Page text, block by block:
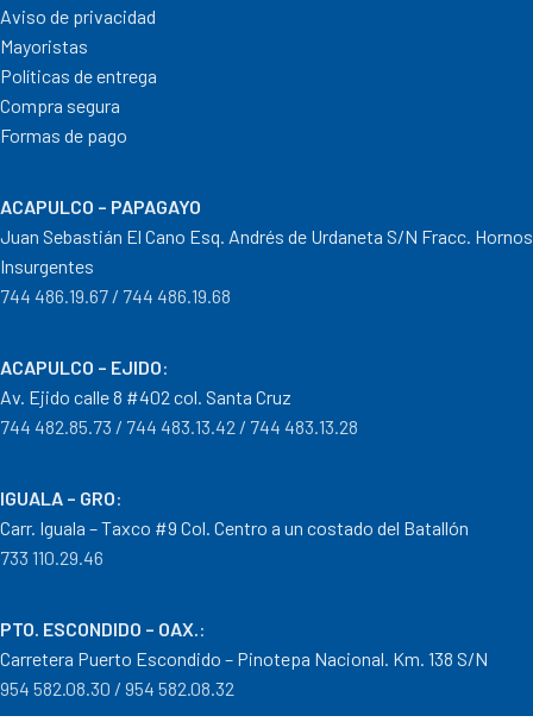
Aviso de privacidad
Mayoristas
Políticas de entrega
Compra segura
Formas de pago
ACAPULCO – PAPAGAYO
Juan Sebastián El Cano Esq. Andrés de Urdaneta S/N Fracc. Hornos
Insurgentes
744 486.19.67 / 744 486.19.68
ACAPULCO – EJIDO:
Av. Ejido calle 8 #402 col. Santa Cruz
744 482.85.73 / 744 483.13.42 / 744 483.13.28
IGUALA – GRO:
Carr. Iguala – Taxco #9 Col. Centro a un costado del Batallón
733 110.29.46
PTO. ESCONDIDO – OAX.:
Carretera Puerto Escondido – Pinotepa Nacional. Km. 138 S/N
954 582.08.30 / 954 582.08.32